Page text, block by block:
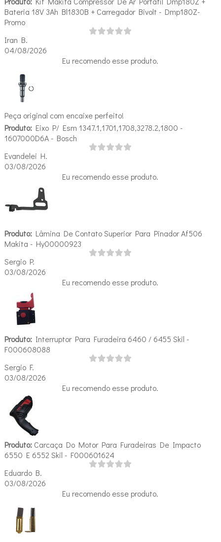
Bateria 18V 3Ah Bl1830B + Carregador Bivolt - Dmp180Z-
Promo
Iran B.
04/08/2026
Eu recomendo esse produto.
Peça original com encaixe perfeito!
Produto:Eixo P/ Esm 1347.1,1701,1708,3278.2,1800 -
1607000D6A - Bosch
Evandelei H.
03/08/2026
Eu recomendo esse produto.
Produto:Lâmina De Contato Superior Para Pinador Af506
Makita - Hy00000923
Sergio P.
03/08/2026
Eu recomendo esse produto.
Produto:Interruptor Para Furadeira 6460 / 6455 Skil -
F000608088
Sergio F.
03/08/2026
Eu recomendo esse produto.
Produto:Carcaça Do Motor Para Furadeiras De Impacto
6550 E 6552 Skil - F000601624
Eduardo B.
03/08/2026
Eu recomendo esse produto.